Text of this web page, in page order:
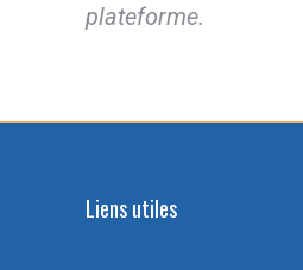
plateforme.
Liens utiles